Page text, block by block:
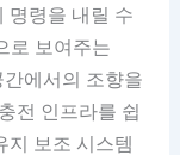
명령을 내릴 수
로 보여주는
에서의 조향을
전 인프라를 쉽
지 보조 시스템